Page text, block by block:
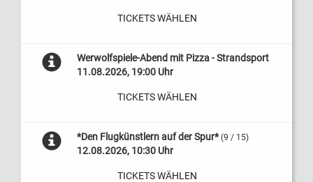
TICKETS WÄHLEN
Werwolfspiele-Abend mit Pizza - Strandsport
11.08.2026, 19:00 Uhr
TICKETS WÄHLEN
*Den Flugkünstlern auf der Spur* (9 / 15)
12.08.2026, 10:30 Uhr
TICKETS WÄHLEN